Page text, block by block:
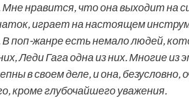
нравится, что она выходит на
играет на настоящем
поп-жанре есть немало людей,
Леди Гага одна из них. Многие
в своем деле, и она, безусловно,
кроме глубочайшего уважения.